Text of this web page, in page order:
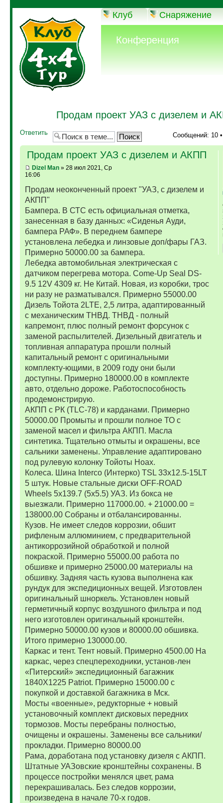
Клуб Снаряжение
Конференция
Продам проект УАЗ с дизелем и
Ответить Сообщений: 10
Продам проект УАЗ с дизелем и АКПП
Dizel Man» 28 июл 2021, Ср
16:06
Продам неоконченный проект "УАЗ, с дизелем и
АКПП"
Бампера. В СТС есть официальная отметка,
занесенная в базу данных: «Сиденья Ауди,
бампера РАФ». В переднем бампере
установлена лебедка и линзовые доп/фары ГАЗ.
Примерно 50000.00 за бампера.
Лебедка автомобильная электрическая с
датчиком перегрева мотора. Come-Up Seal DS-
9.5 12V 4309 кг. Не Китай. Новая, из коробки, трос
ни разу не разматывался. Примерно 55000.00
Дизель Тойота 2LTE, 2,5 литра, адаптированный
с механическим ТНВД. ТНВД - полный
капремонт, плюс полный ремонт форсунок с
заменой распылителей. Дизельный двигатель и
топливная аппаратура прошли полный
капитальный ремонт с оригинальными
комплекту-ющими, в 2009 году они были
доступны. Примерно 180000.00 в комплекте
авто, отдельно дороже. Работоспособность
продемонстрирую.
АКПП с РК (TLC-78) и карданами. Примерно
50000.00 Промыты и прошли полное ТО с
заменой масел и фильтра АКПП. Масла
синтетика. Тщательно отмыты и окрашены, все
сальники заменены. Управление адаптировано
под рулевую колонку Тойоты Ноах.
Колеса. Шина Interco (Интерко) TSL 33x12.5-15LT
5 штук. Новые стальные диски OFF-ROAD
Wheels 5x139.7 (5x5.5) УАЗ. Из бокса не
выезжали. Примерно 117000.00. + 21000.00 =
138000.00 Собраны и отбалансированны.
Кузов. Не имеет следов коррозии, обшит
рифленым аллюминием, с предварительной
антикоррозийной обработкой и полной
покраской. Примерно 55000.00 работа по
обшивке и примерно 25000.00 материалы на
обшивку. Задняя часть кузова выполнена как
рундук для экспедиционных вещей. Изготовлен
оригинальный шноркель. Установлен новый
герметичный корпус воздушного фильтра и под
него изготовлен оригинальный кронштейн.
Примерно 50000.00 кузов и 80000.00 обшивка.
Итого примерно 130000.00.
Каркас и тент. Тент новый. Примерно 4500.00 На
каркас, через спецпереходники, установ-лен
«Питерский» экспедиционный багажник
1840Х1225 Patriot. Примерно 15000.00 с
покупкой и доставкой багажника в Мск.
Мосты «военные», редукторные + новый
установочный комплект дисковых передних
тормозов. Мосты перебраны полностью,
очищены и окрашены. Заменены все сальники/
прокладки. Примерно 80000.00
Рама, доработана под установку дизеля с АКПП.
Штатные УАЗовские кронштейны сохранены. В
процессе постройки менялся цвет, рама
перекрашивалась. Без следов коррозии,
произведена в начале 70-х годов.